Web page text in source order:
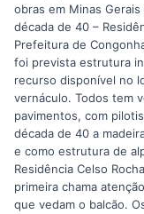
obras em Minas
década de 40 –
Prefeitura de
foi prevista estrutura
recurso disponível no
vernáculo. Todos tem
pavimentos, com
década de 40 a
e como estrutura de
Residência Celso
primeira chama
que vedam o balcão.